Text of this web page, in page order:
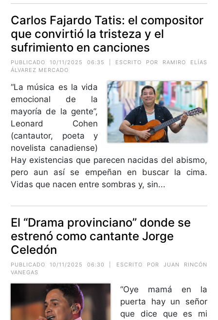
Carlos Fajardo Tatis: el compositor
que convirtió la tristeza y el
sufrimiento en canciones
PUBLICADO 10/11/2025 06:35 | ESCRITO POR RAMIRO ELÍAS
ÁLVAREZ MERCADO
“La música es la vida
emocional de la
mayoría de la gente”,
Leonard Cohen
(cantautor, poeta y
novelista canadiense)
Hay existencias que parecen nacidas del abismo,
pero aun así se empeñan en buscar la cima.
Vidas que nacen entre sombras y, sin...
El “Drama provinciano” donde se
estrenó como cantante Jorge
Celedón
PUBLICADO 10/11/2025 06:30 | ESCRITO POR JUAN RINCÓN
VANEGAS
“Oye mamá en la
puerta hay un señor
que dice que es mi